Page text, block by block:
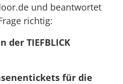
und beantwortet
richtig:
der TIEFBLICK
für die